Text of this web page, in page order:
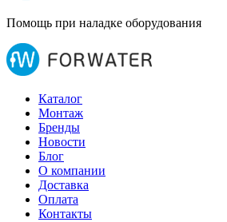
Помощь при наладке оборудования
Каталог
Монтаж
Бренды
Новости
Блог
О компании
Доставка
Оплата
Контакты